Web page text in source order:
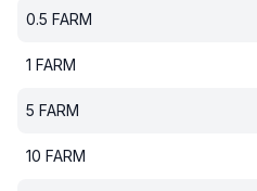
0.5 FARM
1 FARM
5 FARM
10 FARM